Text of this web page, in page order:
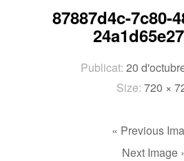
87887d4c-7c80-
Publicat: 20
Size: 720 ×
« Previous
Next Image